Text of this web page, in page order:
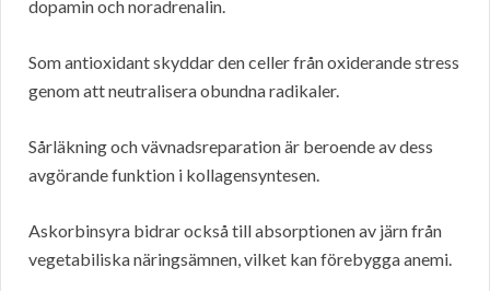
dopamin och noradrenalin.
Som antioxidant skyddar den celler från oxiderande stress
genom att neutralisera obundna radikaler.
Sårläkning och vävnadsreparation är beroende av dess
avgörande funktion i kollagensyntesen.
Askorbinsyra bidrar också till absorptionen av järn från
vegetabiliska näringsämnen, vilket kan förebygga anemi.